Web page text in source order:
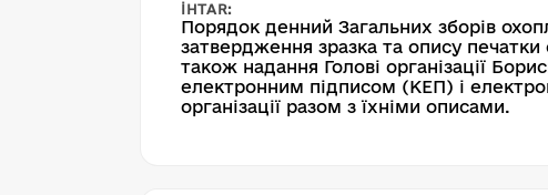
İHTAR:
Порядок денний Загальних зборів
затвердження зразка та опису
також надання Голові організації
електронним підписом (КЕП) і
організації разом з їхніми описами.